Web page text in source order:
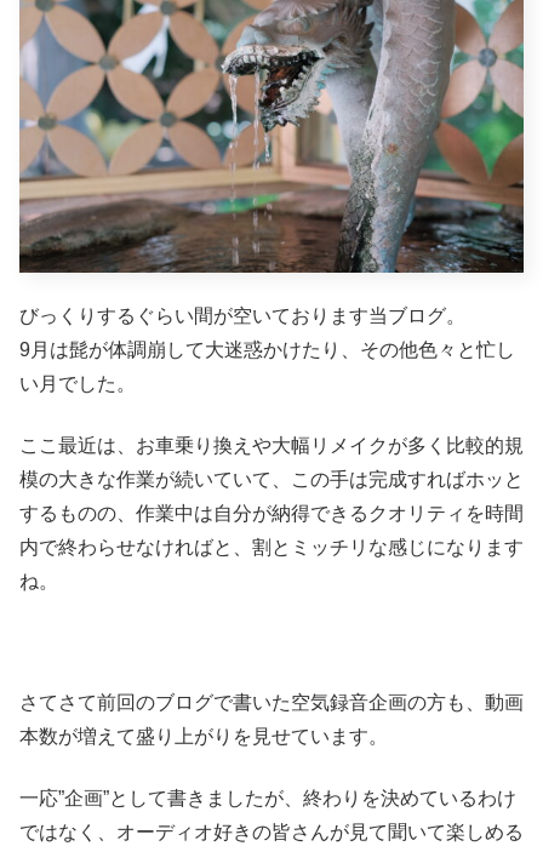
びっくりするぐらい間が空いております当ブログ。
9月は髭が体調崩して大迷惑かけたり、その他色々と忙し
い月でした。
ここ最近は、お車乗り換えや大幅リメイクが多く比較的規
模の大きな作業が続いていて、この手は完成すればホッと
するものの、作業中は自分が納得できるクオリティを時間
内で終わらせなければと、割とミッチリな感じになります
ね。
さてさて前回のブログで書いた空気録音企画の方も、動画
本数が増えて盛り上がりを見せています。
一応”企画”として書きましたが、終わりを決めているわけ
ではなく、オーディオ好きの皆さんが見て聞いて楽しめる